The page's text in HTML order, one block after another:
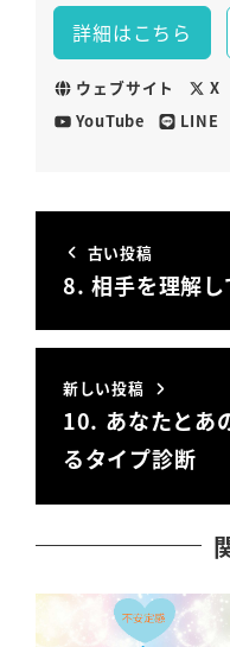
詳細はこちら
ウェブサイト X
YouTube
LINE
古い投稿
8. 相手を理解し
新しい投稿
10. あなたとあ
るタイプ診断